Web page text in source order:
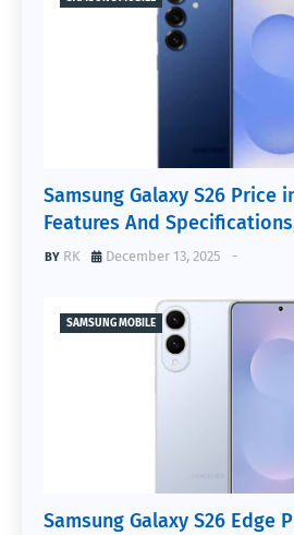
Samsung Galaxy S26 Price
Features And
RK -
December 13, 2025
SAMSUNG MOBILE
Samsung Galaxy S26 Edge